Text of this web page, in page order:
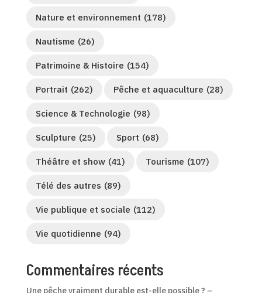
Nature et environnement (178)
Nautisme (26)
Patrimoine & Histoire (154)
Portrait (262) Pêche et aquaculture (28)
Science & Technologie (98)
Sculpture (25) Sport (68)
Théâtre et show (41) Tourisme (107)
Télé des autres (89)
Vie publique et sociale (112)
Vie quotidienne (94)
Commentaires récents
Une pêche vraiment durable est-elle possible ? –